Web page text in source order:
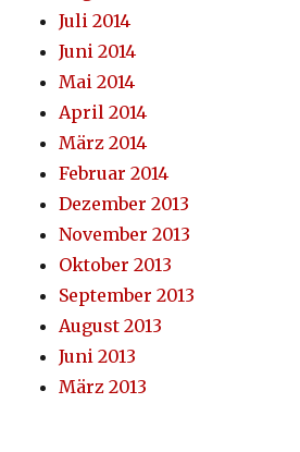
Juli 2014
Juni 2014
Mai 2014
April 2014
März 2014
Februar 2014
Dezember 2013
November 2013
Oktober 2013
September 2013
August 2013
Juni 2013
März 2013